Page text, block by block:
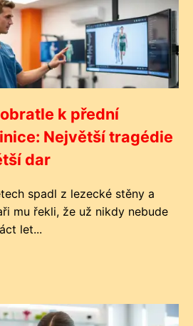
k přední
Největší tragédie
dar
spadl z lezecké stěny a
mu řekli, že už nikdy nebude
let...